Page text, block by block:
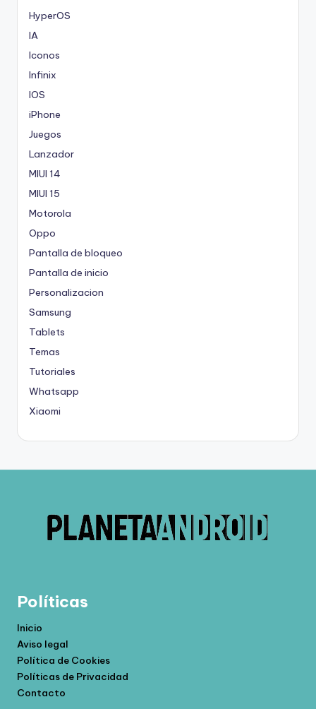
HyperOS
IA
Iconos
Infinix
IOS
iPhone
Juegos
Lanzador
MIUI 14
MIUI 15
Motorola
Oppo
Pantalla de bloqueo
Pantalla de inicio
Personalizacion
Samsung
Tablets
Temas
Tutoriales
Whatsapp
Xiaomi
Políticas
Inicio
Aviso legal
Política de Cookies
Políticas de Privacidad
Contacto